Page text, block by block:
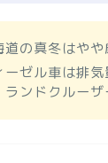
道の真冬はやや
ーゼル車は排
ランドクルーザ